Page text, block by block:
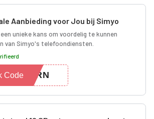
Aanbieding voor Jou bij Simyo
unieke kans om voordelig te kunnen
van Simyo's telefoondiensten.
GTRN
Code